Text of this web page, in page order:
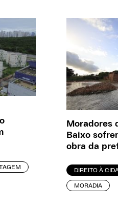
Moradores
Baixo
obra da
DIREITO À
MORADIA